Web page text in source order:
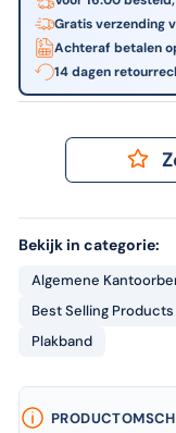
Gratis verzending
Achteraf betalen
14 dagen
Bekijk in categorie:
Algemene
Best Selling Products
Plakband